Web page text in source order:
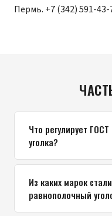
Пермь. +7 (342) 591-43-
Что регулирует
уголка?
Из каких марок
равнополочный